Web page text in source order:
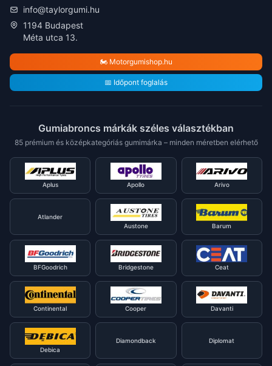
info@taylorgumi.hu
1194 Budapest
Méta utca 13.
🏍️ Motorgumishop.hu
📅 Időpont foglalás
Gumiabroncs márkák széles választékban
85 prémium és középkategóriás gumimárka – minden méretben elérhető
Aplus Apollo Arivo
Atlander
Austone
Barum
BFGoodrich Bridgestone Ceat
Continental Cooper Davanti
Debica
Diamondback Diplomat